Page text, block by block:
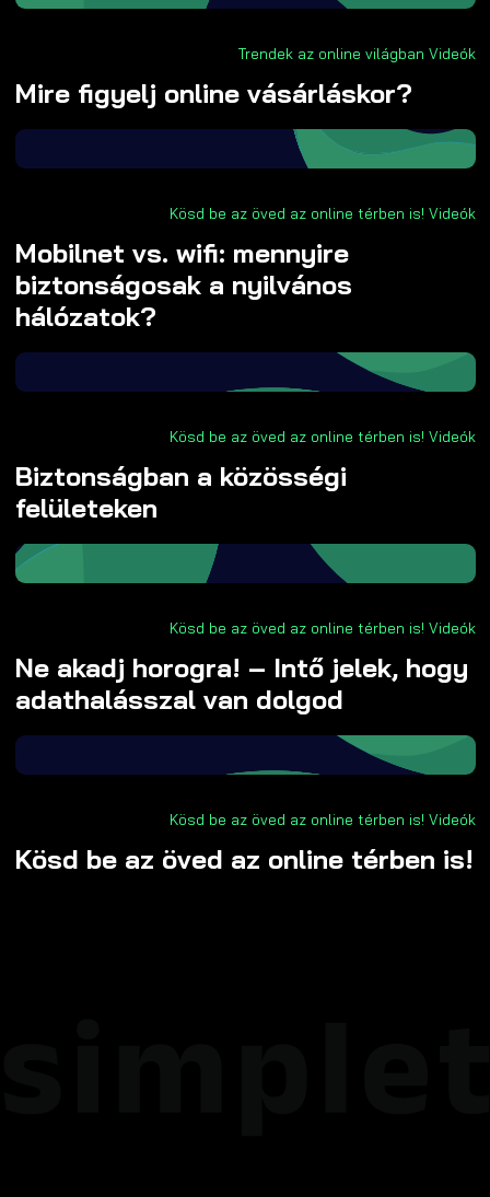
Trendek az online világban Videók
Mire figyelj online vásárláskor?
Kösd be az öved az online térben is! Videók
Mobilnet vs. wifi: mennyire
biztonságosak a nyilvános
hálózatok?
Kösd be az öved az online térben is! Videók
Biztonságban a közösségi
felületeken
Kösd be az öved az online térben is! Videók
Ne akadj horogra! – Intő jelek, hogy
adathalásszal van dolgod
Kösd be az öved az online térben is! Videók
Kösd be az öved az online térben is!